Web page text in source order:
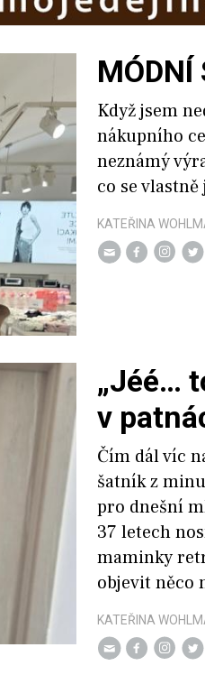
Když jsem
nákupního
neznámý
co se vlastně
KATEŘINA
„Jéé…
v
Čím dál víc
šatník z
pro dnešní
37 letech
maminky
objevit něco
KATEŘINA